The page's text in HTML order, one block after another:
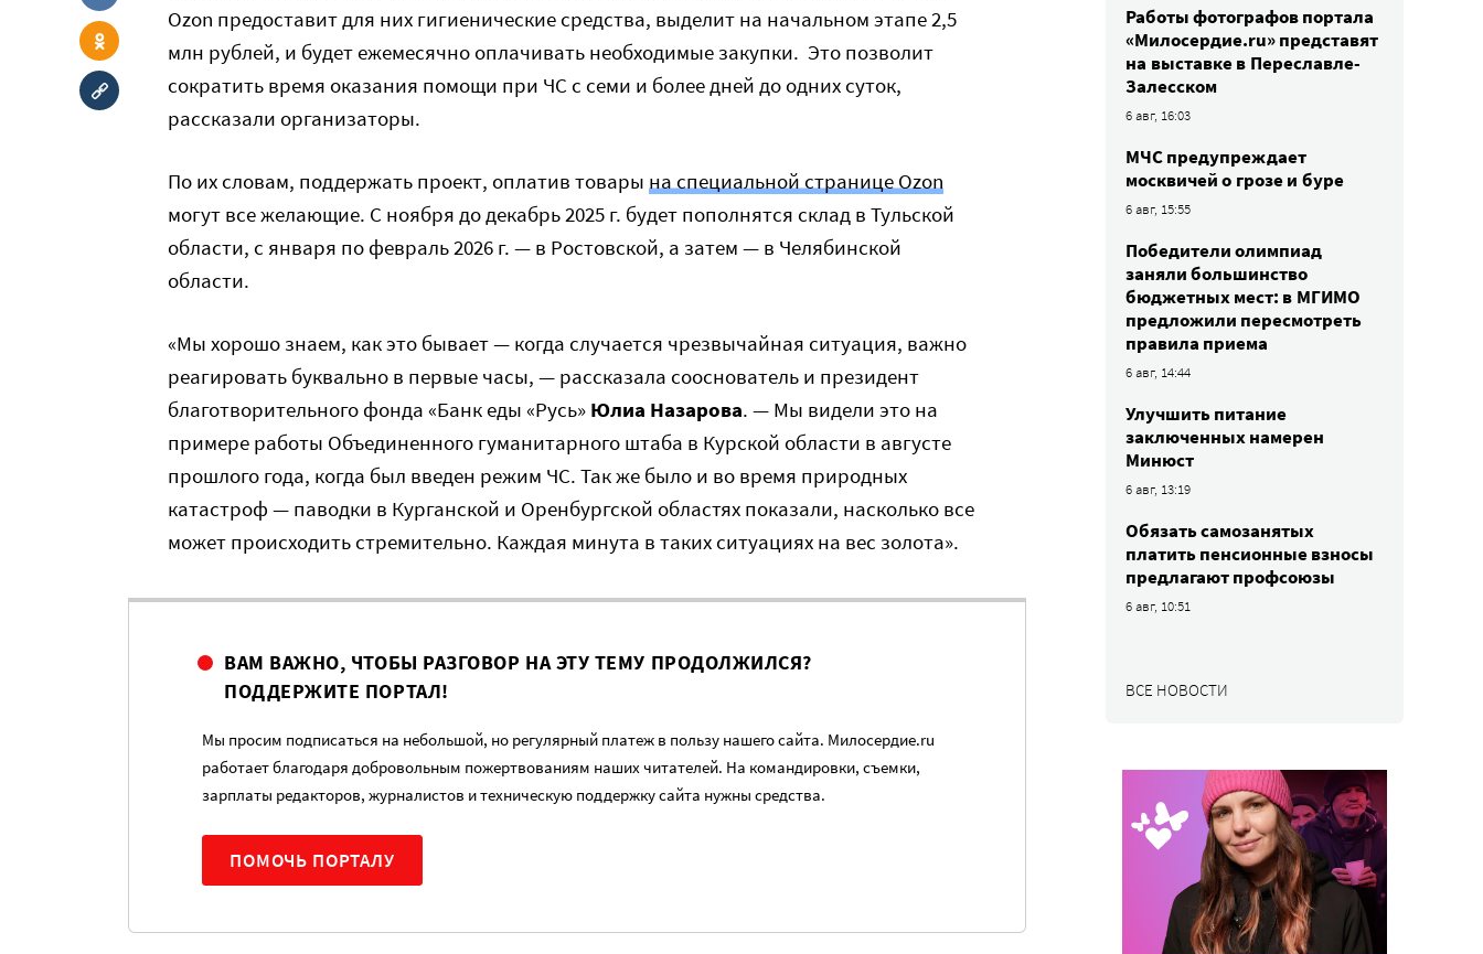
Ozon предоставит для них гигиенические средства, выделит на начальном этапе 2,5
млн рублей, и будет ежемесячно оплачивать необходимые закупки. Это позволит
сократить время оказания помощи при ЧС с семи и более дней до одних суток,
рассказали организаторы.
По их словам, поддержать проект, оплатив товары на специальной странице Ozon
могут все желающие. С ноября до декабрь 2025 г. будет пополнятся склад в Тульской
области, с января по февраль 2026 г. — в Ростовской, а затем — в Челябинской
области.
«Мы хорошо знаем, как это бывает — когда случается чрезвычайная ситуация, важно
реагировать буквально в первые часы, — рассказала сооснователь и президент
благотворительного фонда «Банк еды «Русь» Юлиа Назарова. — Мы видели это на
примере работы Объединенного гуманитарного штаба в Курской области в августе
прошлого года, когда был введен режим ЧС. Так же было и во время природных
катастроф — паводки в Курганской и Оренбургской областях показали, насколько все
может происходить стремительно. Каждая минута в таких ситуациях на вес золота».
ВАМ ВАЖНО, ЧТОБЫ РАЗГОВОР НА ЭТУ ТЕМУ ПРОДОЛЖИЛСЯ?
ПОДДЕРЖИТЕ ПОРТАЛ!
Мы просим подписаться на небольшой, но регулярный платеж в пользу нашего сайта. Милосердие.ru
работает благодаря добровольным пожертвованиям наших читателей. На командировки, съемки,
зарплаты редакторов, журналистов и техническую поддержку сайта нужны средства.
ПОМОЧЬ ПОРТАЛУ
Работы фотографов портала
«Милосердие.ru» представят
на выставке в Переславле-
Залесском
6 авг, 16:03
МЧС предупреждает
москвичей о грозе и буре
6 авг, 15:55
Победители олимпиад
заняли большинство
бюджетных мест: в МГИМО
предложили пересмотреть
правила приема
6 авг, 14:44
Улучшить питание
заключенных намерен
Минюст
6 авг, 13:19
Обязать самозанятых
платить пенсионные взносы
предлагают профсоюзы
6 авг, 10:51
ВСЕ НОВОСТИ